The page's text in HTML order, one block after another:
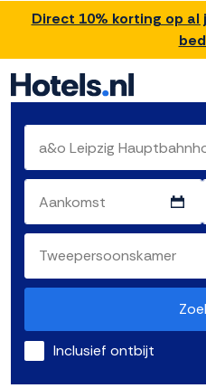
Direct 10% korting op al
Inclusief ontbijt